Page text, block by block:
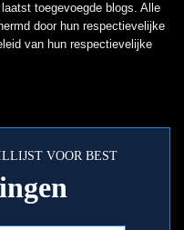
toegevoegde blogs. Alle
door hun respectievelijke
van hun respectievelijke
VOOR BEST